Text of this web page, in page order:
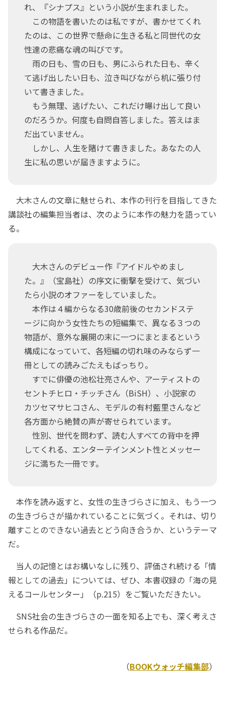
れ、『シナプス』という小説が生まれました。
この物語を書いたのは私ですが、書かせてくれ
たのは、この世界で懸命に生きる私と同世代の女
性達の悲痛な魂の叫びです。
雨の日も、雪の日も、男にふられた日も、辛く
て逃げ出したい日も、泣き叫びながら机に張り付
いて書きました。
もう無理、逃げたい、これだけ曝け出して良い
のだろうか。何度も自問自答しました。答えはま
だ出ていません。
しかし、人生を賭けて書きました。あなたの人
生に私の思いが届きますように。
大木さんの文章に魅せられ、本作の刊行を目指してきた
講談社の編集担当者は、次のように本作の魅力を語ってい
る。
大木さんのデビュー作『アイドルやめまし
た。』（宝島社）の序文に衝撃を受けて、気づい
たら小説のオファーをしていました。
本作は４編からなる30歳前後のセカンドステ
ージに向かう女性たちの短編集で、異なる３つの
物語が、意外な展開の末に一つにまとまるという
構成になっていて、各短編の切れ味のみならず一
冊としての読みごたえもばっちり。
すでに俳優の池松壮亮さんや、アーティストの
セントチヒロ・チッチさん（BiSH）、小説家の
カツセマサヒコさん、モデルの有村藍里さんなど
各方面から絶賛の声が寄せられています。
性別、世代を問わず、読む人すべての背中を押
してくれる、エンターテインメント性とメッセー
ジに満ちた一冊です。
本作を読み返すと、女性の生きづらさに加え、もう一つ
の生きづらさが描かれていることに気づく。それは、切り
離すことのできない過去とどう向き合うか、というテーマ
だ。
当人の記憶とはお構いなしに残り、評価され続ける「情
報としての過去」については、ぜひ、本書収録の「海の見
えるコールセンター」（p.215）をご覧いただきたい。
SNS社会の生きづらさの一面を知る上でも、深く考えさ
せられる作品だ。
（BOOKウォッチ編集部）